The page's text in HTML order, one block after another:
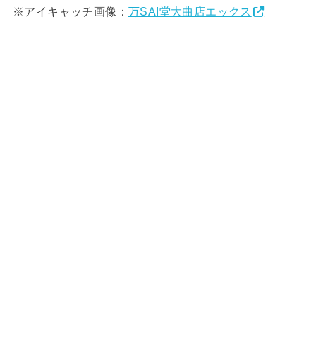
※アイキャッチ画像： 万SAI堂大曲店エックス